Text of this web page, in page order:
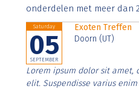
onderdelen met meer dan
Saturday
05
SEPTEMBER
Exoten Treffen
Doorn (UT)
Lorem ipsum dolor sit amet,
elit. Suspendisse varius